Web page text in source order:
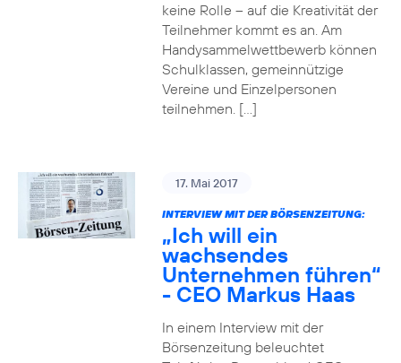
keine Rolle – auf die Kreativität der
Teilnehmer kommt es an. Am
Handysammelwettbewerb können
Schulklassen, gemeinnützige
Vereine und Einzelpersonen
teilnehmen. […]
17. Mai 2017
INTERVIEW MIT DER BÖRSENZEITUNG:
„Ich will ein
wachsendes
Unternehmen führen“
- CEO Markus Haas
In einem Interview mit der
Börsenzeitung beleuchtet